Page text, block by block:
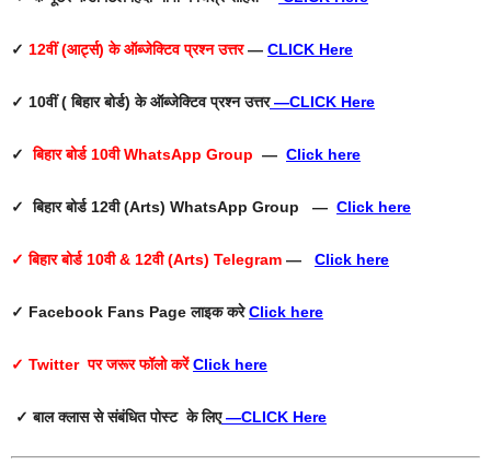
✓ 12वीं (आर्ट्स) के ऑब्जेक्टिव प्रश्न उत्तर— CLICK Here
✓ 10वीं ( बिहार बोर्ड) के ऑब्जेक्टिव प्रश्न उत्तर—CLICK Here
✓बिहार बोर्ड 10वी WhatsApp Group — Click here
✓ बिहार बोर्ड 12वी (Arts) WhatsApp Group — Click here
✓ बिहार बोर्ड 10वी & 12वी (Arts) Telegram — Click here
✓ Facebook Fans Page लाइक करेClick here
✓ Twitter पर जरूर फॉलो करें Click here
✓ बाल क्लास से संबंधित पोस्ट के लिए—CLICK Here